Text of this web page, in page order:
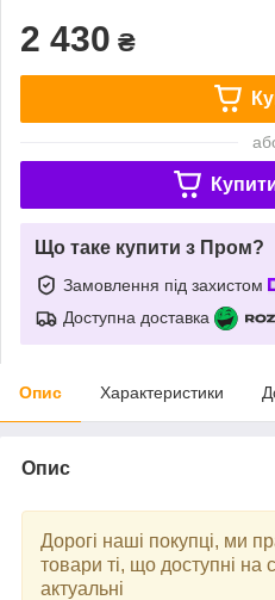
2 430 ₴
Що таке купити з Пром?
Замовлення під захистом
Доступна доставка
Опис Характеристики
Опис
Дорогі наші покупці, ми
товари ті, що доступні на
актуальні